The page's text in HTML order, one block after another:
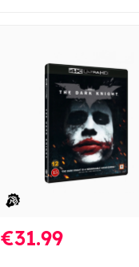
€31.99